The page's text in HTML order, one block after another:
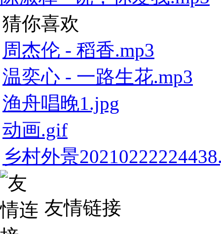
猜你喜欢
周杰伦 - 稻香.mp3
温奕心 - 一路生花.mp3
渔舟唱晚1.jpg
动画.gif
乡村外景
友情链接